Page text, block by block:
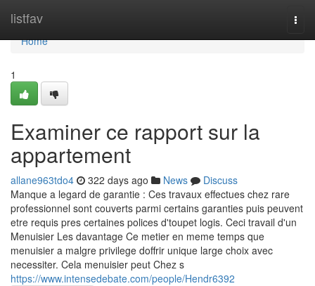
listfav
Home
Home
1
Examiner ce rapport sur la
appartement
allane963tdo4 322 days ago News
Discuss
Manque a legard de garantie : Ces travaux effectues chez rare
professionnel sont couverts parmi certains garanties puis peuvent
etre requis pres certaines polices d'toupet logis. Ceci travail d'un
Menuisier Les davantage Ce metier en meme temps que
menuisier a malgre privilege doffrir unique large choix avec
necessiter. Cela menuisier peut Chez s
https://www.intensedebate.com/people/Hendr6392